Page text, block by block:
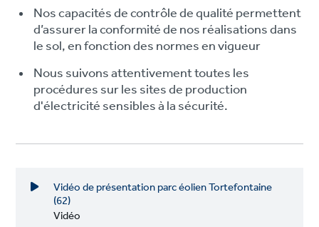
Nos capacités de contrôle de qualité permettent
d’assurer la conformité de nos réalisations dans
le sol, en fonction des normes en vigueur
Nous suivons attentivement toutes les
procédures sur les sites de production
d'électricité sensibles à la sécurité.
Vidéo de présentation parc éolien Tortefontaine
(62)
Vidéo